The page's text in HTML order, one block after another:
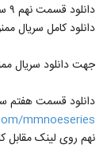
54
55
دانلود قسمت نهم ۹ سریال ممنوعه - سریال ممنوعه قسمت نهم ۹ - آینت
دانلود کامل سریال ممنوعه قسمت
جهت دانلود سریال ممنوعه + قسمت
دانلود قسمت هفتم
mmnoeseries
نهم روی لینک مقابل